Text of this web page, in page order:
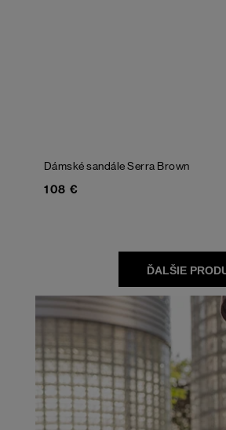
Dámské sandále Serra Brown
108 €